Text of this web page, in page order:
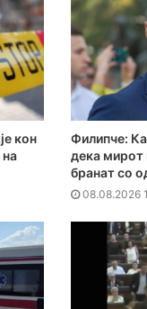
кон
Филипче:
дека мирот
бранат со
08.08.2026